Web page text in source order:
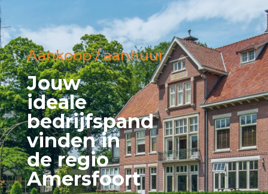
Aankoop / aanhuur
Jouw
ideale
bedrijfspand
vinden in
de regio
Amersfoort